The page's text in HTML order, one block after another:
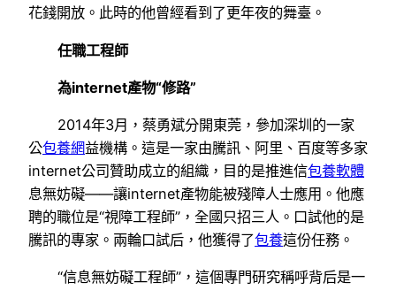
花錢開放。此時的他曾經看到了更年夜的舞臺。
任職工程師
為internet產物“修路”
2014年3月，蔡勇斌分開東莞，參加深圳的一家
公包養網益機構。這是一家由騰訊、阿里、百度等多家
internet公司贊助成立的組織，目的是推進信包養軟體
息無妨礙——讓internet產物能被殘障人士應用。他應
聘的職位是“視障工程師”，全國只招三人。口試他的是
騰訊的專家。兩輪口試后，他獲得了包養這份任務。
“信息無妨礙工程師”，這個專門研究稱呼背后是一